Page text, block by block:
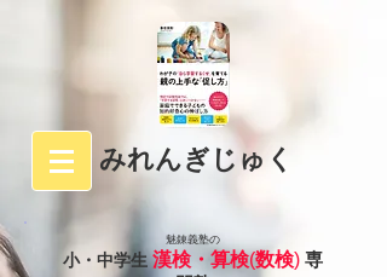
みれんぎじゅく
魅錬義塾の
小・中学生漢検・算検(数検) 専